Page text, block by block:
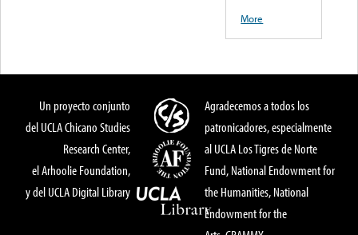
More
Un proyecto conjunto
del UCLA Chicano Studies
Research Center,
el Arhoolie Foundation,
y del UCLA Digital Library
Agradecemos a todos los
patronicadores, especialmente
al UCLA Los Tigres de Norte
Fund, National Endowment for
the Humanities, National
Endowment for the